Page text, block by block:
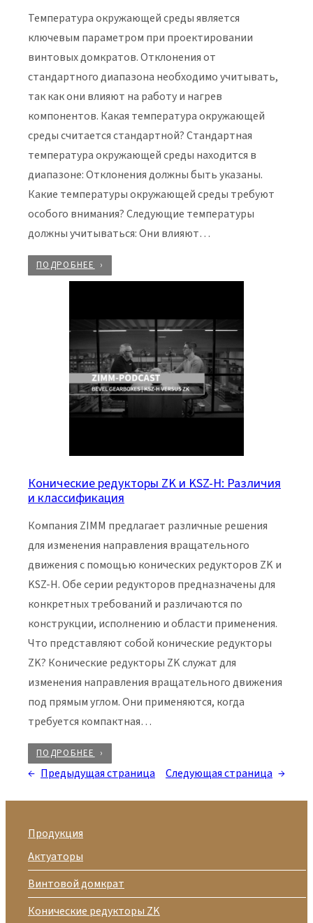
Температура окружающей среды является
ключевым параметром при проектировании
винтовых домкратов. Отклонения от
стандартного диапазона необходимо учитывать,
так как они влияют на работу и нагрев
компонентов. Какая температура окружающей
среды считается стандартной? Стандартная
температура окружающей среды находится в
диапазоне: Отклонения должны быть указаны.
Какие температуры окружающей среды требуют
особого внимания? Следующие температуры
должны учитываться: Они влияют…
ПОДРОБНЕЕ
Конические редукторы ZK и KSZ-H: Различия
и классификация
Компания ZIMM предлагает различные решения
для изменения направления вращательного
движения с помощью конических редукторов ZK и
KSZ-H. Обе серии редукторов предназначены для
конкретных требований и различаются по
конструкции, исполнению и области применения.
Что представляют собой конические редукторы
ZK? Конические редукторы ZK служат для
изменения направления вращательного движения
под прямым углом. Они применяются, когда
требуется компактная…
ПОДРОБНЕЕ
← Предыдущая страница Следующая страница →
Продукция
Актуаторы
Винтовой домкрат
Конические редукторы ZK